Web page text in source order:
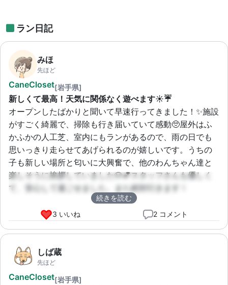
ラン日記
みほ
先ほど
CaneCloset[岩手県]
新しくて最高！天気に関係なく遊べます☀️☔
オープンしたばかりと聞いて早速行ってきました！✨施設
がすごく綺麗で、掃除も行き届いていて感動🥺屋外はふ
かふかの人工芝、室内にもランがあるので、雨の日でも
思いっきり走らせてあげられるのが嬉しいです。うちの
子も新しい場所と匂いに大興奮で、他のわんちゃん達と
楽しそうに挨拶していました🐶💕スタッフさんも優しく
て、安心して過ごせました。また絶対行きます！
続きを読む
3 いいね
2 コメント
しば蔵
先ほど
CaneCloset[岩手県]